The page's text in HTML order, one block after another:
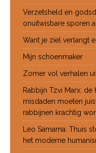
Verzetsheld en
onuitwisbare sporen
Want je ziel verlangt
Mijn schoenmaker
Zomer vol verhalen
Rabbijn Tzvi Marx:
misdaden moeten
rabbijnen krachtig
Leo Samama: Thuis
het moderne